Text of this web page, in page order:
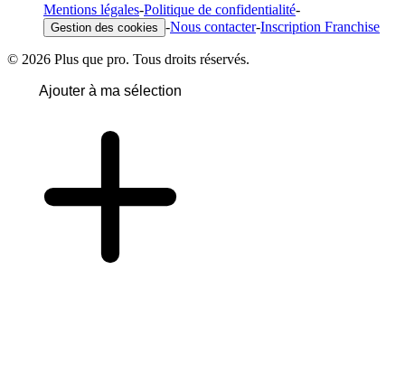
Mentions légales-Politique de confidentialité-
Gestion des cookies -Nous contacter-Inscription Franchise
© 2026 Plus que pro. Tous droits réservés.
Ajouter à ma sélection